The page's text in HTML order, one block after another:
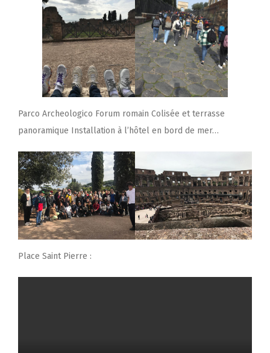
Parco Archeologico Forum romain Colisée et terrasse
panoramique Installation à l’hôtel en bord de mer…
Place Saint Pierre :